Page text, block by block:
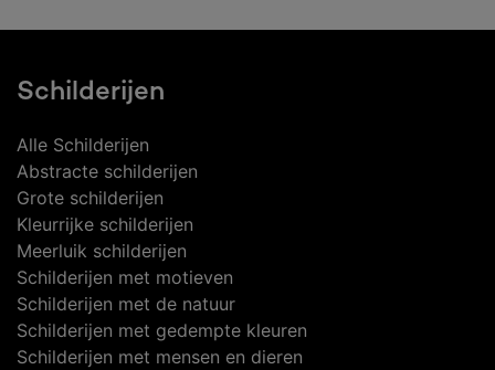
Schilderijen
Alle Schilderijen
Abstracte schilderijen
Grote schilderijen
Kleurrijke schilderijen
Meerluik schilderijen
Schilderijen met motieven
Schilderijen met de natuur
Schilderijen met gedempte kleuren
Schilderijen met mensen en dieren